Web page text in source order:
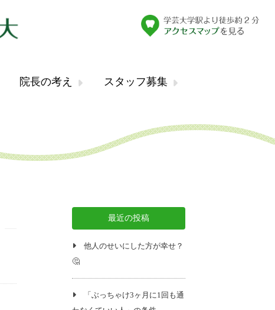
院長の考え スタッフ募集
最近の投稿
他人のせいにした方が幸せ？
🤔
「ぶっちゃけ3ヶ月に1回も通